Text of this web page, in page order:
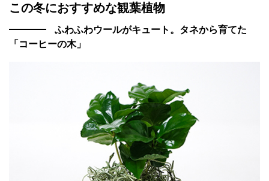
この冬におすすめな観葉植物
ふわふわウールがキュート。タネから育てた
「コーヒーの木」